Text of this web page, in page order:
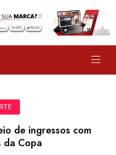
de ingressos com
da Copa